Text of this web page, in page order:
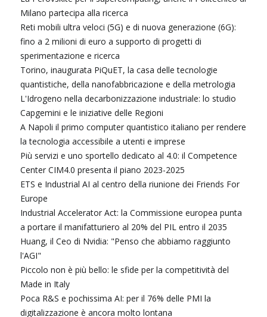
Milano partecipa alla ricerca
Reti mobili ultra veloci (5G) e di nuova generazione (6G):
fino a 2 milioni di euro a supporto di progetti di
sperimentazione e ricerca
Torino, inaugurata PiQuET, la casa delle tecnologie
quantistiche, della nanofabbricazione e della metrologia
L'Idrogeno nella decarbonizzazione industriale: lo studio
Capgemini e le iniziative delle Regioni
A Napoli il primo computer quantistico italiano per rendere
la tecnologia accessibile a utenti e imprese
Più servizi e uno sportello dedicato al 4.0: il Competence
Center CIM4.0 presenta il piano 2023-2025
ETS e Industrial AI al centro della riunione dei Friends For
Europe
Industrial Accelerator Act: la Commissione europea punta
a portare il manifatturiero al 20% del PIL entro il 2035
Huang, il Ceo di Nvidia: "Penso che abbiamo raggiunto
l'AGI"
Piccolo non è più bello: le sfide per la competitività del
Made in Italy
Poca R&S e pochissima AI: per il 76% delle PMI la
digitalizzazione è ancora molto lontana